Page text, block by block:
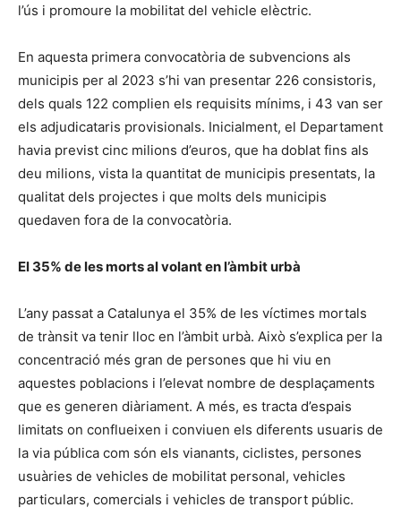
l’ús i promoure la mobilitat del vehicle elèctric.
En aquesta primera convocatòria de subvencions als
municipis per al 2023 s’hi van presentar 226 consistoris,
dels quals 122 complien els requisits mínims, i 43 van ser
els adjudicataris provisionals. Inicialment, el Departament
havia previst cinc milions d’euros, que ha doblat fins als
deu milions, vista la quantitat de municipis presentats, la
qualitat dels projectes i que molts dels municipis
quedaven fora de la convocatòria.
El 35% de les morts al volant en l’àmbit urbà
L’any passat a Catalunya el 35% de les víctimes mortals
de trànsit va tenir lloc en l’àmbit urbà. Això s’explica per la
concentració més gran de persones que hi viu en
aquestes poblacions i l’elevat nombre de desplaçaments
que es generen diàriament. A més, es tracta d’espais
limitats on conflueixen i conviuen els diferents usuaris de
la via pública com són els vianants, ciclistes, persones
usuàries de vehicles de mobilitat personal, vehicles
particulars, comercials i vehicles de transport públic.